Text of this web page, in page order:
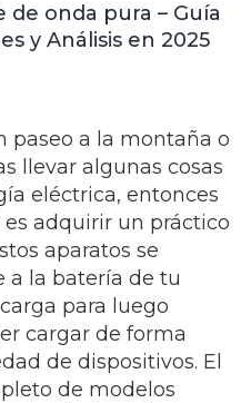
onda pura – Guía
y Análisis en 2025
paseo a la montaña o
llevar algunas cosas
eléctrica, entonces
adquirir un práctico
aparatos se
a la batería de tu
para luego
cargar de forma
de dispositivos. El
de modelos